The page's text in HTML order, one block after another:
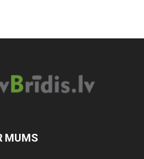
MUMS